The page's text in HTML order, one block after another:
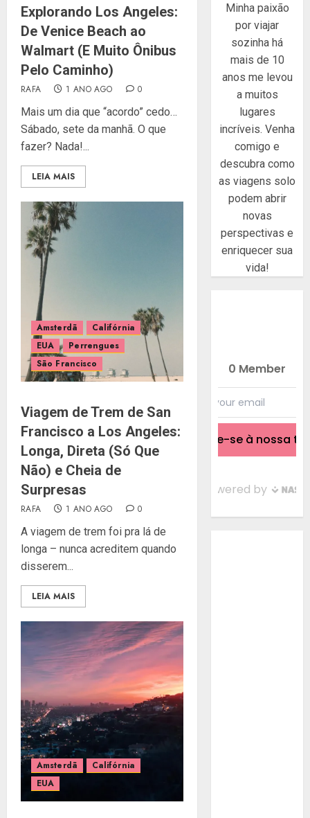
Explorando Los Angeles:
De Venice Beach ao
Walmart (E Muito Ônibus
Pelo Caminho)
RAFA 1 ANO AGO 0
Mais um dia que “acordo” cedo…
Sábado, sete da manhã. O que
fazer? Nada!...
LEIA MAIS
Amsterdã
Califórnia
EUA
Perrengues
São Francisco
Viagem de Trem de San
Francisco a Los Angeles:
Longa, Direta (Só Que
Não) e Cheia de
Surpresas
RAFA 1 ANO AGO 0
A viagem de trem foi pra lá de
longa – nunca acreditem quando
disserem...
LEIA MAIS
Amsterdã
Califórnia
EUA
Minha paixão
por viajar
sozinha há
mais de 10
anos me levou
a muitos
lugares
incríveis. Venha
comigo e
descubra como
as viagens solo
podem abrir
novas
perspectivas e
enriquecer sua
vida!